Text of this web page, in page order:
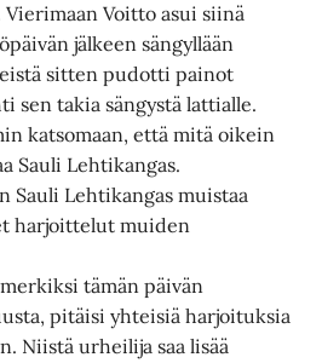
Vierimaan Voitto asui siinä
jälkeen sängyllään
sitten pudotti painot
sen takia sängystä lattialle.
katsomaan, että mitä oikein
Sauli Lehtikangas.
Sauli Lehtikangas muistaa
harjoittelut muiden
tämän päivän
pitäisi yhteisiä harjoituksia
Niistä urheilija saa lisää